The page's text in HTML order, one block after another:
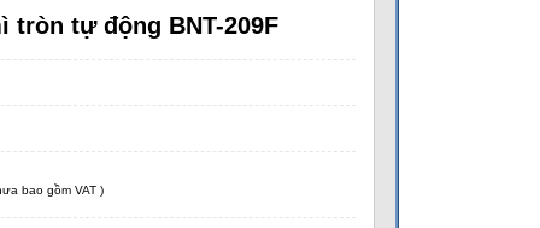
tròn tự động BNT-209F
bao gồm VAT )